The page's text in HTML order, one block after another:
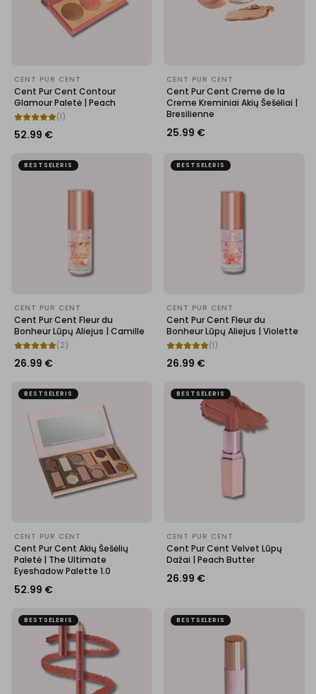
CENT PUR CENT
Cent Pur Cent Contour
Glamour Paletė | Peach
(1 )
52.99 €
CENT PUR CENT
Cent Pur Cent Creme de la
Creme Kreminiai Akių Šešėliai |
Bresilienne
25.99 €
BESTSELERIS
CENT PUR CENT
Cent Pur Cent Fleur du
Bonheur Lūpų Aliejus | Camille
( 2 )
26.99 €
BESTSELERIS
CENT PUR CENT
Cent Pur Cent Fleur du
Bonheur Lūpų Aliejus | Violette
(1 )
26.99 €
BESTSELERIS
CENT PUR CENT
Cent Pur Cent Akių Šešėlių
Paletė | The Ultimate
Eyeshadow Palette 1.0
52.99 €
BESTSELERIS
CENT PUR CENT
Cent Pur Cent Velvet Lūpų
Dažai | Peach Butter
26.99 €
BESTSELERIS BESTSELERIS